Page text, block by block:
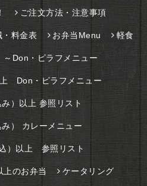
ご注文方法・注意事項
・料金表 お弁当Menu 軽食
～Don・ピラフメニュー
Don・ピラフメニュー
）以上 参照リスト
） カレーメニュー
）以上 参照リスト
のお弁当 ケータリング